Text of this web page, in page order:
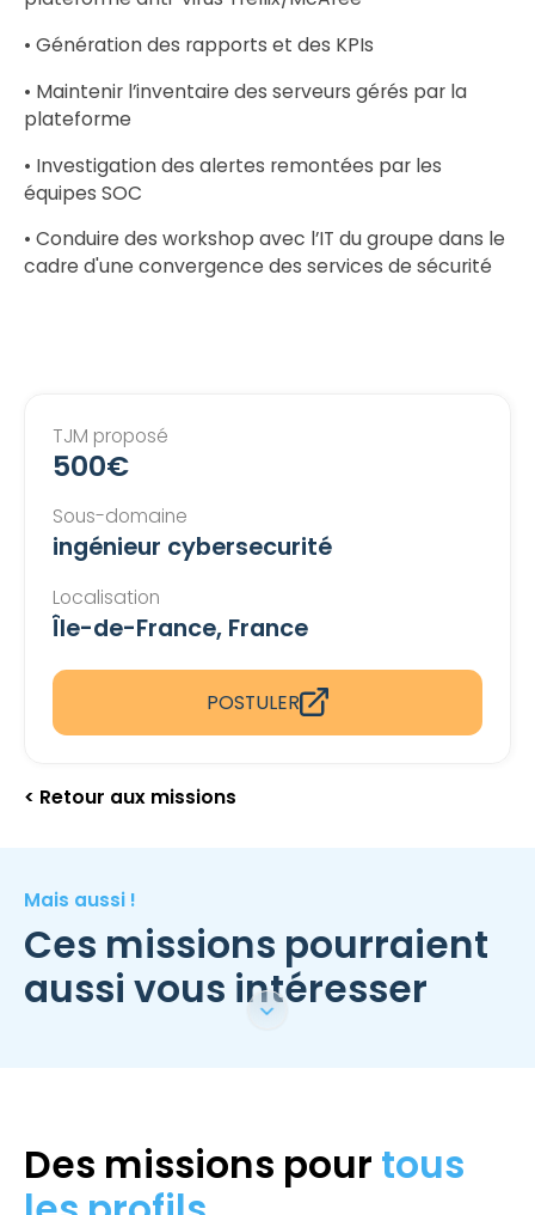
• Génération des rapports et des KPIs
• Maintenir l’inventaire des serveurs gérés par la
plateforme
• Investigation des alertes remontées par les
équipes SOC
• Conduire des workshop avec l’IT du groupe dans le
cadre d'une convergence des services de sécurité
TJM proposé
500€
Sous-domaine
ingénieur cybersecurité
Localisation
Île-de-France, France
POSTULER
< Retour aux missions
Mais aussi !
Ces missions pourraient
aussi vous intéresser
Des missions pour tous